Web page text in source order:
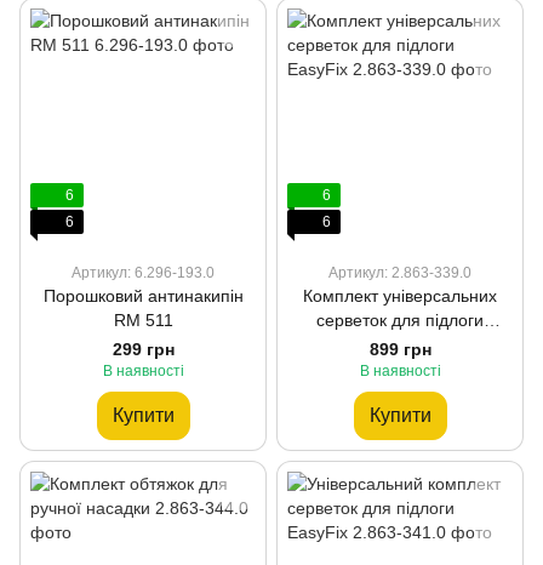
6
6
Артикул: 6.296-193.0
Порошковий антинакипін
RM 511
299 грн
В наявності
Купити
6
6
Артикул: 2.863-339.0
Комплект універсальних
серветок для підлоги
EasyFix
899 грн
В наявності
Купити